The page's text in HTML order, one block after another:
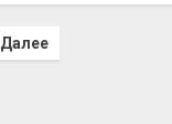
Далее